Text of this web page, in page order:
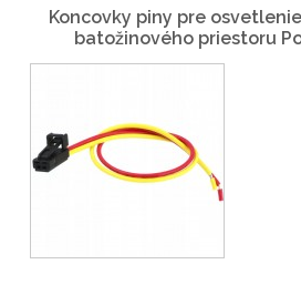
Koncovky piny pre
batožinového priestoru